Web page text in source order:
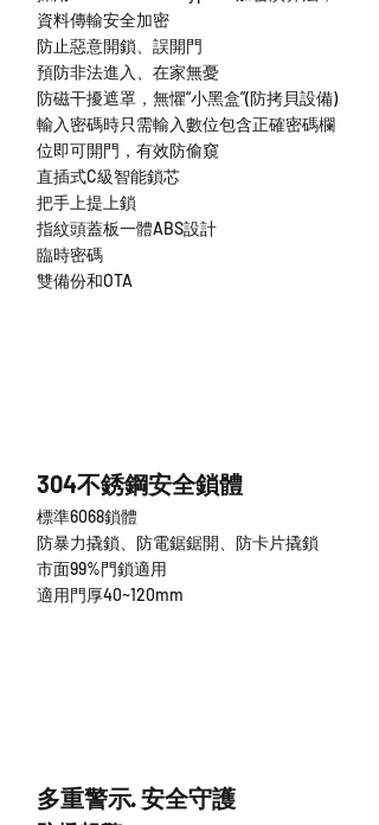
資料傳輸安全加密
防止惡意開鎖、誤開門
預防非法進入、在家無憂
防磁干擾遮罩，無懼“小黑盒”(防拷貝設備)
輸入密碼時只需輸入數位包含正確密碼欄
位即可開門，有效防偷窺
直插式C級智能鎖芯
把手上提上鎖
指紋頭蓋板一體ABS設計
臨時密碼
雙備份和OTA
304不銹鋼安全鎖體
標準6068鎖體
防暴力撬鎖、防電鋸鋸開、防卡片撬鎖
市面99%門鎖適用
適用門厚40~120mm
多重警示· 安全守護